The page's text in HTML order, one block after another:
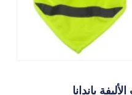
باندانا